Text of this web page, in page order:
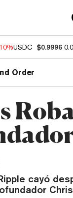
USDC $0.9996
Order
cayó